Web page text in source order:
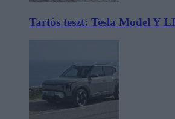
Tartós teszt: Tesla Model Y